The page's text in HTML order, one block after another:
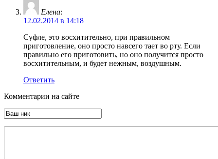
Елена:
12.02.2014 в 14:18
Суфле, это восхитительно, при правильном
приготовление, оно просто навсего тает во рту. Если
правильно его приготовить, но оно получится просто
восхитительным, и будет нежным, воздушным.
Ответить
Комментарии на сайте